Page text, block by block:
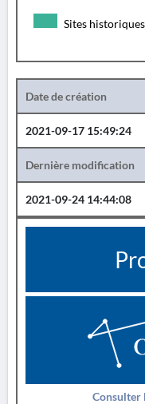
Sites historiques
Date de création
2021-09-17 15:49:24
Dernière modification
2021-09-24 14:44:08
Consulter